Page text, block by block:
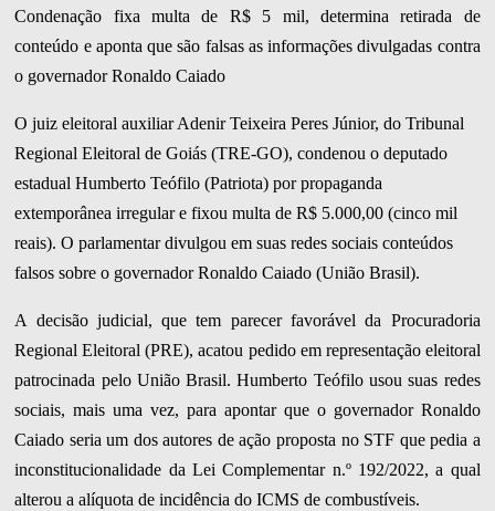
Condenação fixa multa de R$ 5 mil, determina retirada de
conteúdo e aponta que são falsas as informações divulgadas contra
o governador Ronaldo Caiado
O juiz eleitoral auxiliar Adenir Teixeira Peres Júnior, do Tribunal
Regional Eleitoral de Goiás (TRE-GO), condenou o deputado
estadual Humberto Teófilo (Patriota) por propaganda
extemporânea irregular e fixou multa de R$ 5.000,00 (cinco mil
reais). O parlamentar divulgou em suas redes sociais conteúdos
falsos sobre o governador Ronaldo Caiado (União Brasil).
A decisão judicial, que tem parecer favorável da Procuradoria
Regional Eleitoral (PRE), acatou pedido em representação eleitoral
patrocinada pelo União Brasil. Humberto Teófilo usou suas redes
sociais, mais uma vez, para apontar que o governador Ronaldo
Caiado seria um dos autores de ação proposta no STF que pedia a
inconstitucionalidade da Lei Complementar n.º 192/2022, a qual
alterou a alíquota de incidência do ICMS de combustíveis.